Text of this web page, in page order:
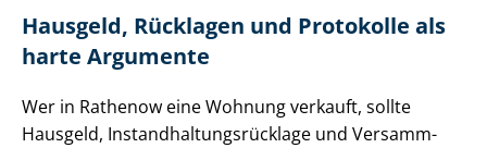
Hausgeld, Rücklagen und Protokolle als
harte Argumente
Wer in Rathenow eine Wohnung verkauft, sollte
Hausgeld, In­stand­hal­tungs­rück­la­ge und Ver­samm­